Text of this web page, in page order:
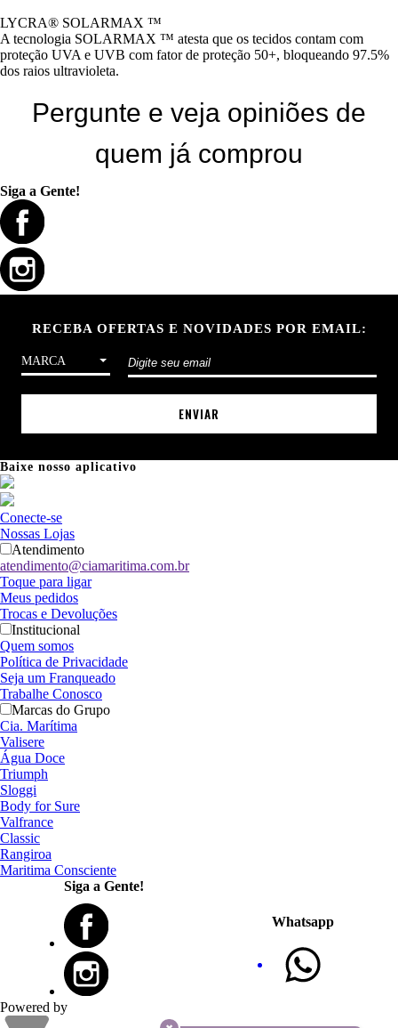
LYCRA® SOLARMAX ™
A tecnologia SOLARMAX ™ atesta que os tecidos contam com
proteção UVA e UVB com fator de proteção 50+, bloqueando 97.5%
dos raios ultravioleta.
Pergunte e veja opiniões de
quem já comprou
Siga a Gente!
RECEBA OFERTAS E NOVIDADES POR EMAIL:
MARCA
ENVIAR
Baixe nosso aplicativo
Conecte-se
Nossas Lojas
Atendimento
atendimento@ciamaritima.com.br
Toque para ligar
Meus pedidos
Trocas e Devoluções
Institucional
Quem somos
Política de Privacidade
Seja um Franqueado
Trabalhe Conosco
Marcas do Grupo
Cia. Marítima
Valisere
Água Doce
Triumph
Sloggi
Body for Sure
Valfrance
Classic
Rangiroa
Maritima Consciente
Whatsapp
Siga a Gente!
Powered by